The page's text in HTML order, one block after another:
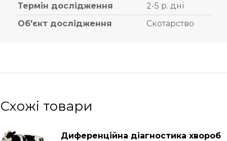
Термін дослідження
2-5 р. дні
Об'єкт дослідження
Скотарство
Схожі товари
Диференційна діагностика хвороб